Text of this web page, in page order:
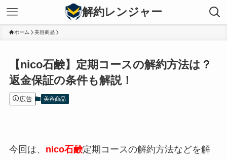
解約レンジャー
ホーム 美容商品
【nico石鹸】定期コースの解約方法は？
返金保証の条件も解説！
広告 美容商品
今回は、 nico石鹸定期コースの解約方法などを解